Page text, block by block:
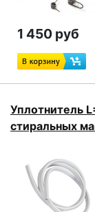
1 450 руб
Уплотнитель
стиральных